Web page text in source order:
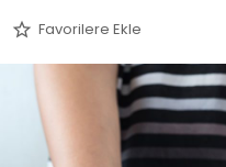
 Favorilere Ekle